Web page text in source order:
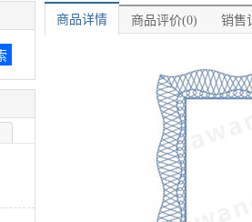
商品详情 商品评价(0) 销售